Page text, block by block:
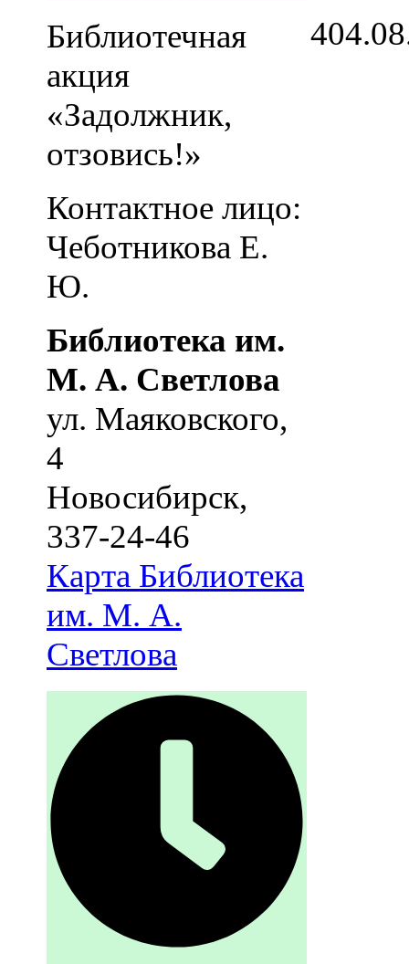
Библиотечная
акция
«Задолжник,
отзовись!»
Контактное лицо:
Чеботникова Е.
Ю.
Библиотека им.
М. А. Светлова
ул. Маяковского,
4
Новосибирск,
337-24-46
Карта Библиотека
им. М. А.
Светлова
4